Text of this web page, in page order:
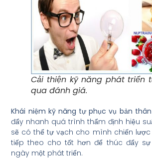
Cải thiện kỹ năng phát triển
qua đánh giá.
Khái niệm kỹ năng tự phục vụ bản thân
đẩy nhanh quá trình thẩm định hiệu
sẽ có thể tự vạch cho mình chiến
tiếp theo cho tốt hơn để thúc đẩy
ngày một phát triển.